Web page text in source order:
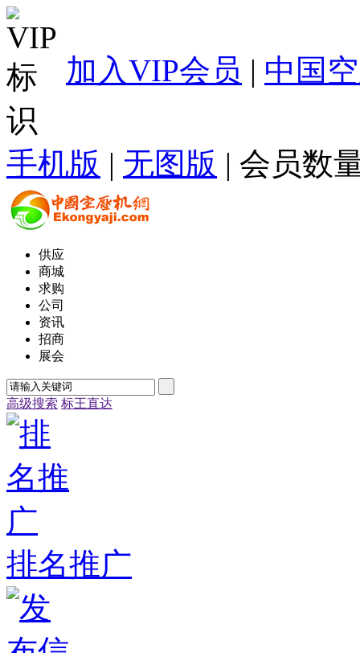
加入VIP会员 | 中国
手机版 | 无图版 | 会员数
供应
商城
求购
公司
资讯
招商
展会
高级搜索 标王直达
排名推广